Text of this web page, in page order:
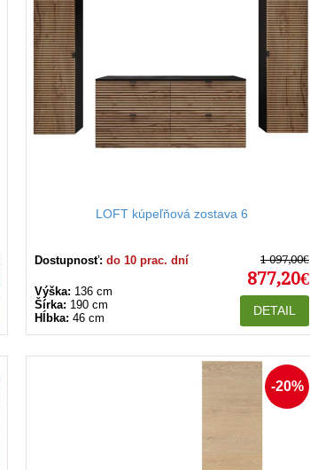
LOFT kúpeľňová zostava 6
Dostupnosť: do 10 prac. dní
Výška: 136 cm
Šírka: 190 cm
Hĺbka: 46 cm
1 097,00€
877,20€
DETAIL
-20%